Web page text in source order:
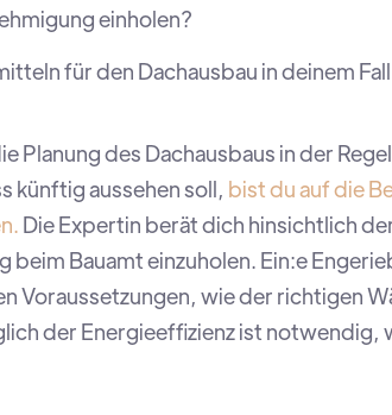
einholen?
für den Dachausbau in deinem
Planung des Dachausbaus in der
künftig aussehen soll, bist du auf die
Die Expertin berät dich hinsichtlich
Bauamt einzuholen. Ein:e
Voraussetzungen, wie der richtigen
der Energieeffizienz ist notwendig,